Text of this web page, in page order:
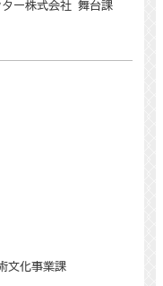
ー株式会社 舞台課
文化事業課